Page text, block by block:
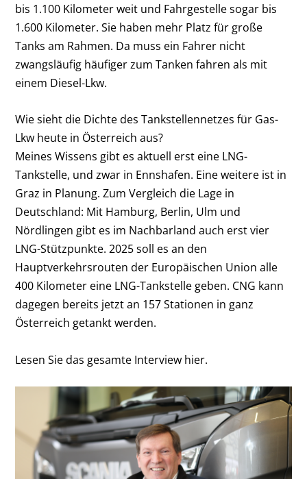
bis 1.100 Kilometer weit und Fahrgestelle sogar bis
1.600 Kilometer. Sie haben mehr Platz für große
Tanks am Rahmen. Da muss ein Fahrer nicht
zwangsläufig häufiger zum Tanken fahren als mit
einem Diesel-Lkw.
Wie sieht die Dichte des Tankstellennetzes für Gas-
Lkw heute in Österreich aus?
Meines Wissens gibt es aktuell erst eine LNG-
Tankstelle, und zwar in Ennshafen. Eine weitere ist in
Graz in Planung. Zum Vergleich die Lage in
Deutschland: Mit Hamburg, Berlin, Ulm und
Nördlingen gibt es im Nachbarland auch erst vier
LNG-Stützpunkte. 2025 soll es an den
Hauptverkehrsrouten der Europäischen Union alle
400 Kilometer eine LNG-Tankstelle geben. CNG kann
dagegen bereits jetzt an 157 Stationen in ganz
Österreich getankt werden.
Lesen Sie das gesamte Interview hier.